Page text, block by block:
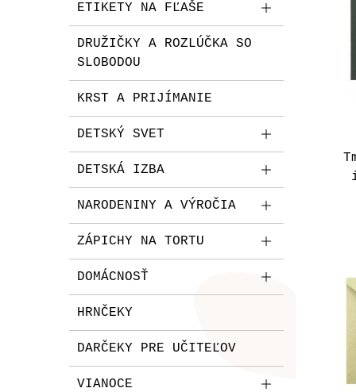
ETIKETY NA FĽAŠE
DRUŽIČKY A ROZLÚČKA SO
SLOBODOU
KRST A PRIJÍMANIE
DETSKÝ SVET
DETSKÁ IZBA
NARODENINY A VÝROČIA
ZÁPICHY NA TORTU
DOMÁCNOSŤ
HRNČEKY
DARČEKY PRE UČITEĽOV
VIANOCE